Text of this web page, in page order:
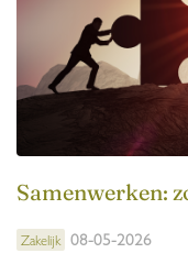
Samenwerken:
Zakelijk 08-05-2026